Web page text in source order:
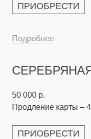
ПРИОБРЕСТИ
Подробнее
50 000 р.
Продление карты –
ПРИОБРЕСТИ